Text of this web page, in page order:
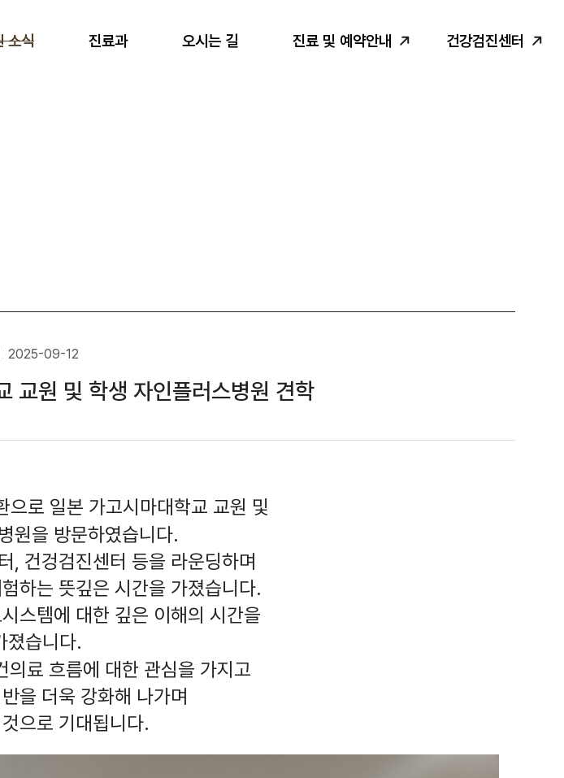
소식 진료과 오시는 길 진료 및 예약안내 건강검진센터
2025-09-12
교원 및 학생 자인플러스병원 견학
로 일본 가고시마대학교 교원 및
원을 방문하였습니다.
, 건겅검진센터 등을 라운딩하며
하는 뜻깊은 시간을 가졌습니다.
스템에 대한 깊은 이해의 시간을
졌습니다.
료 흐름에 대한 관심을 가지고
을 더욱 강화해 나가며
으로 기대됩니다.